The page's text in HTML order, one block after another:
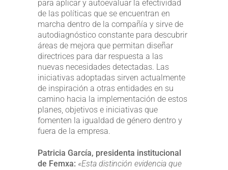
para aplicar y autoevaluar la efectividad
de las políticas que se encuentran en
marcha dentro de la compañía y sirve de
autodiagnóstico constante para descubrir
áreas de mejora que permitan diseñar
directrices para dar respuesta a las
nuevas necesidades detectadas. Las
iniciativas adoptadas sirven actualmente
de inspiración a otras entidades en su
camino hacia la implementación de estos
planes, objetivos e iniciativas que
fomenten la igualdad de género dentro y
fuera de la empresa.
Patricia García, presidenta institucional
de Femxa: «Esta distinción evidencia que